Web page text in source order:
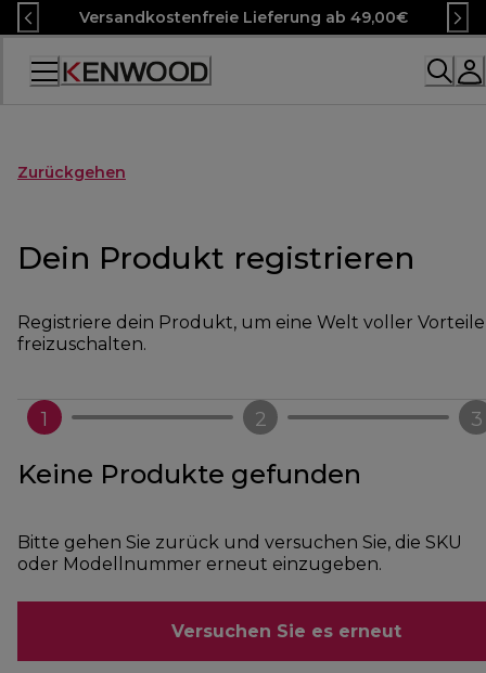
Skip
to
Content
Versandkostenfreie Lieferung ab 49,00€
Accessibility
Zurückgehen
Dein Produkt registrieren
Registriere dein Produkt, um eine Welt voller Vorteile
freizuschalten.
1 2 3
Keine Produkte gefunden
Bitte gehen Sie zurück und versuchen Sie, die SKU
oder Modellnummer erneut einzugeben.
Versuchen Sie es erneut